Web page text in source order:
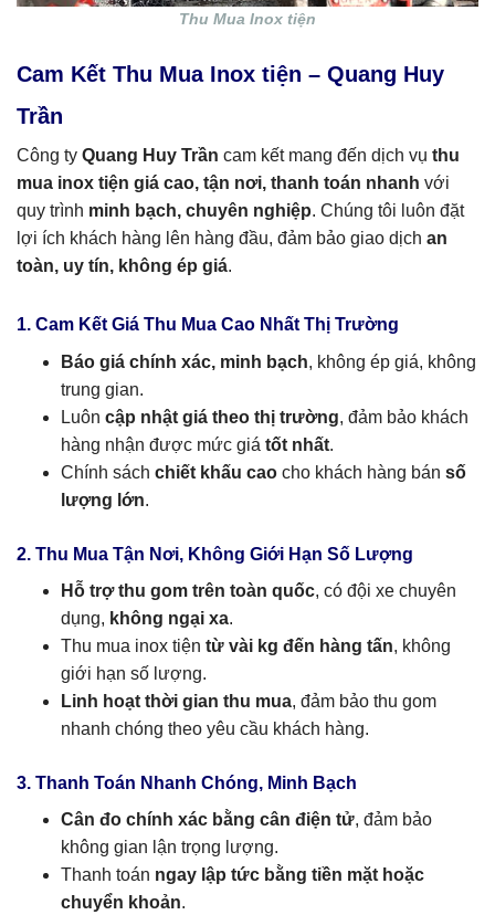
Thu Mua Inox tiện
Cam Kết Thu Mua Inox tiện – Quang Huy
Trần
Công ty Quang Huy Trần cam kết mang đến dịch vụ thu
mua inox tiện giá cao, tận nơi, thanh toán nhanh với
quy trình minh bạch, chuyên nghiệp. Chúng tôi luôn đặt
lợi ích khách hàng lên hàng đầu, đảm bảo giao dịch an
toàn, uy tín, không ép giá.
1. Cam Kết Giá Thu Mua Cao Nhất Thị Trường
Báo giá chính xác, minh bạch, không ép giá, không
trung gian.
Luôn cập nhật giá theo thị trường, đảm bảo khách
hàng nhận được mức giá tốt nhất.
Chính sách chiết khấu cao cho khách hàng bán số
lượng lớn.
2. Thu Mua Tận Nơi, Không Giới Hạn Số Lượng
Hỗ trợ thu gom trên toàn quốc, có đội xe chuyên
dụng, không ngại xa.
Thu mua inox tiện từ vài kg đến hàng tấn, không
giới hạn số lượng.
Linh hoạt thời gian thu mua, đảm bảo thu gom
nhanh chóng theo yêu cầu khách hàng.
3. Thanh Toán Nhanh Chóng, Minh Bạch
Cân đo chính xác bằng cân điện tử, đảm bảo
không gian lận trọng lượng.
Thanh toán ngay lập tức bằng tiền mặt hoặc
chuyển khoản.